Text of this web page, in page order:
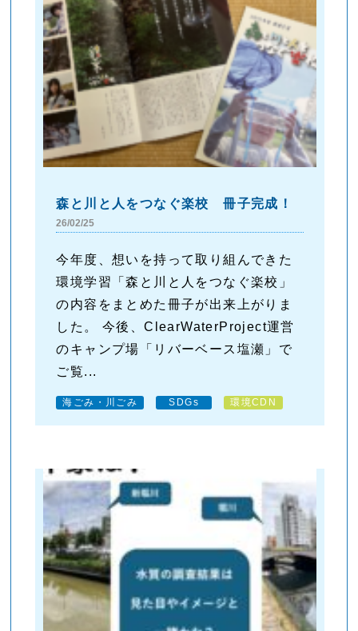
森と川と人をつなぐ楽校 冊子完成！
26/02/25
今年度、想いを持って取り組んできた
環境学習「森と川と人をつなぐ楽校」
の内容をまとめた冊子が出来上がりま
した。 今後、ClearWaterProject運営
のキャンプ場「リバーベース塩瀬」で
ご覧...
海ごみ・川ごみ SDGs 環境CDN